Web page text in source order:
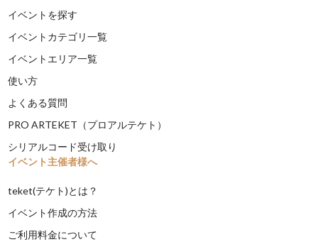
イベントを探す
イベントカテゴリ一覧
イベントエリア一覧
使い方
よくある質問
PRO ARTEKET（プロアルテケト）
シリアルコード受け取り
イベント主催者様へ
teket(テケト)とは？
イベント作成の方法
ご利用料金について